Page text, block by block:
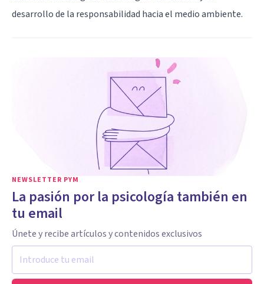
desarrollo de la responsabilidad hacia el medio ambiente.
NEWSLETTER PYM
La pasión por la psicología también en
tu email
Únete y recibe artículos y contenidos exclusivos